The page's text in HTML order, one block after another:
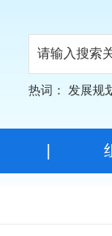
热词： 发展规